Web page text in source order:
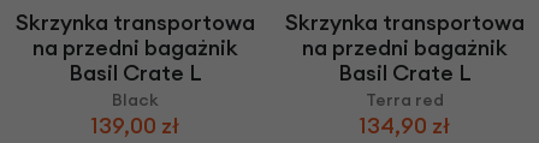
Skrzynka transportowa
na przedni bagażnik
Basil Crate L
Black
139,00 zł
Skrzynka transportowa
na przedni bagażnik
Basil Crate L
Terra red
134,90 zł